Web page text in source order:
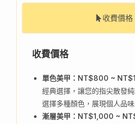
收費價格
收費價格
單色美甲：NT$800 ~
經典選擇，讓您的指尖散發
選擇多種顏色，展現個人品味
漸層美甲：NT$1,000 ~